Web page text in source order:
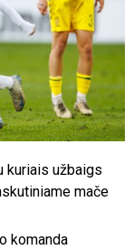
kuriais užbaigs
mače
komanda